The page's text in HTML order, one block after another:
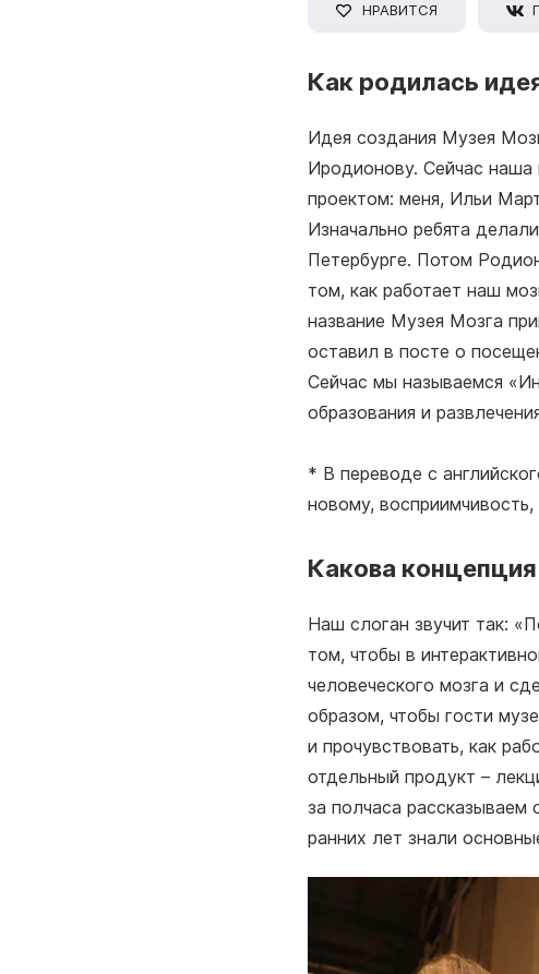
НРАВИТСЯ
Как родилась
Идея создания Музея
Иродионову. Сейчас наша
проектом: меня, Ильи
Изначально ребята
Петербурге. Потом
том, как работает наш
название Музея Мозга
оставил в посте о
Сейчас мы называемся
образования и
* В переводе с
новому,
Какова
Наш слоган звучит так:
том, чтобы в
человеческого мозга и
образом, чтобы гости
и прочувствовать, как
отдельный продукт –
за полчаса
ранних лет знали